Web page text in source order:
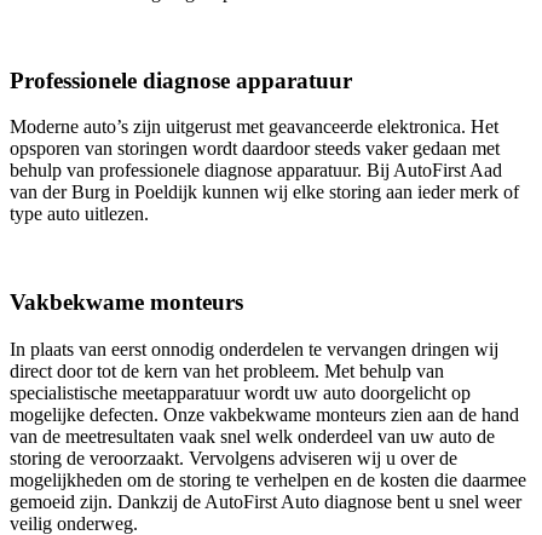
Professionele diagnose apparatuur
Moderne auto’s zijn uitgerust met geavanceerde elektronica. Het
opsporen van storingen wordt daardoor steeds vaker gedaan met
behulp van professionele diagnose apparatuur. Bij AutoFirst Aad
van der Burg in Poeldijk kunnen wij elke storing aan ieder merk of
type auto uitlezen.
Vakbekwame monteurs
In plaats van eerst onnodig onderdelen te vervangen dringen wij
direct door tot de kern van het probleem. Met behulp van
specialistische meetapparatuur wordt uw auto doorgelicht op
mogelijke defecten. Onze vakbekwame monteurs zien aan de hand
van de meetresultaten vaak snel welk onderdeel van uw auto de
storing de veroorzaakt. Vervolgens adviseren wij u over de
mogelijkheden om de storing te verhelpen en de kosten die daarmee
gemoeid zijn. Dankzij de AutoFirst Auto diagnose bent u snel weer
veilig onderweg.